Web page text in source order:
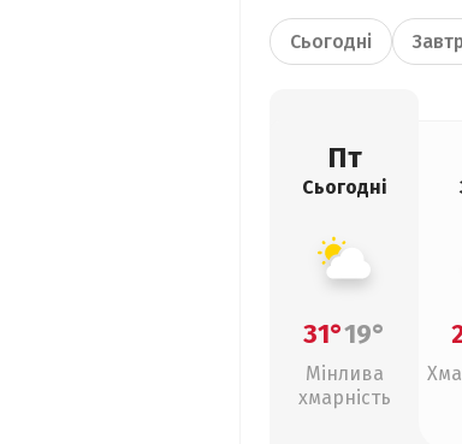
Сьогодні
Пт
Сьогодні
31°19°
Мінлива
хмарність